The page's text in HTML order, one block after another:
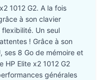
1012 G2. A la fois
à son clavier
Un seul
! Grâce à son
ses 8 Go de mémoire et
HP Elite x2 1012 G2
générales